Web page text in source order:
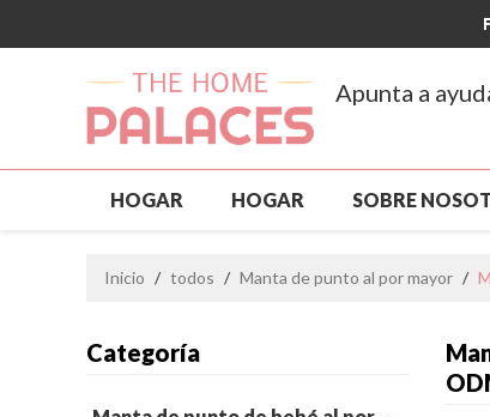
Apunta a
HOGAR HOGAR SOBRE
Inicio / todos / Manta de punto al por mayor /
Categoría